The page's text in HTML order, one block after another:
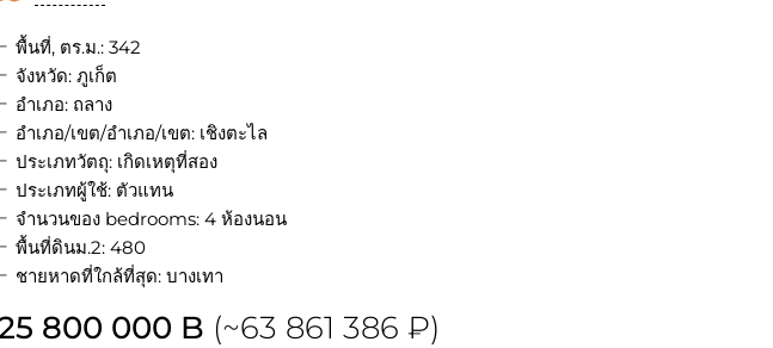
พื้นที่, ตร.ม.: 342
จังหวัด: ภูเก็ต
อำเภอ: ถลาง
อำเภอ/เขต/อำเภอ/เขต: เชิงตะไล
ประเภทวัตถุ: เกิดเหตุที่สอง
ประเภทผู้ใช้: ตัวแทน
จำนวนของ bedrooms: 4 ห้องนอน
พื้นที่ดินม.2: 480
ชายหาดที่ใกล้ที่สุด: บางเทา
800 000 B (~63 861 386 ₽)